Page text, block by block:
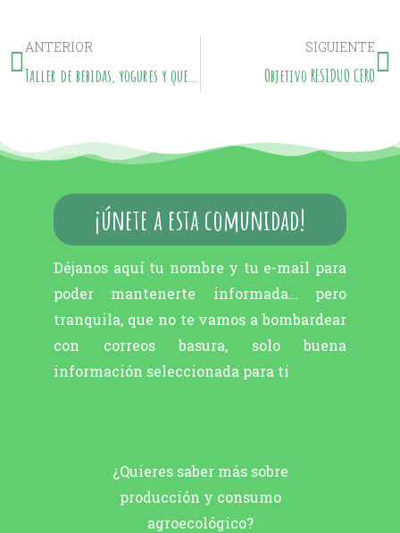
ANTERIOR SIGUIENTE
Objetivo RESIDUO CERO
¡únete a esta comunidad!
Déjanos aquí tu nombre y tu e-mail para
poder mantenerte informada… pero
tranquila, que no te vamos a bombardear
con correos basura, solo buena
información seleccionada para ti
¿Quieres saber más sobre
producción y consumo
agroecológico?